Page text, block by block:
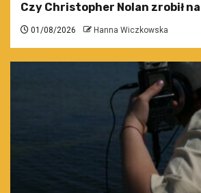
Czy Christopher Nolan zrobił
01/08/2026 Hanna Wiczkowska